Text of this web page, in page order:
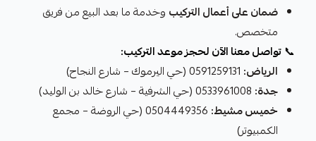
ضمان على أعمال التركيب وخدمة ما بعد البيع من فريق
متخصص.
📞تواصل معنا الآن لحجز موعد التركيب:
الرياض:
جدة:
خميس مشيط:
0504449356 (حي الروضة – مجمع
الكمبيوتر)